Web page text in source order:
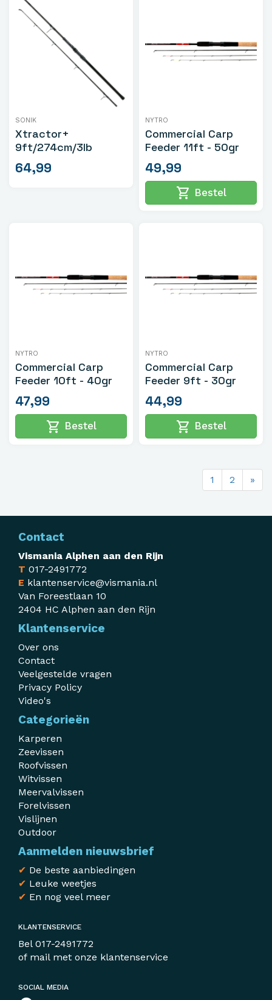
SONIK
Xtractor+
9ft/274cm/3lb
64,99
NYTRO
Commercial Carp
Feeder 11ft - 50gr
49,99
shopping_cart Bestel
NYTRO
Commercial Carp
Feeder 10ft - 40gr
47,99
shopping_cart Bestel
NYTRO
Commercial Carp
Feeder 9ft - 30gr
44,99
shopping_cart Bestel
1 2 »
Contact
Vismania Alphen aan den Rijn
T 017-2491772
E klantenservice@vismania.nl
Van Foreestlaan 10
2404 HC Alphen aan den Rijn
Klantenservice
Over ons
Contact
Veelgestelde vragen
Privacy Policy
Video's
Categorieën
Karperen
Zeevissen
Roofvissen
Witvissen
Meervalvissen
Forelvissen
Vislijnen
Outdoor
Aanmelden nieuwsbrief
✔ De beste aanbiedingen
✔ Leuke weetjes
✔ En nog veel meer
KLANTENSERVICE
Bel 017-2491772
of mail met onze klantenservice
SOCIAL MEDIA